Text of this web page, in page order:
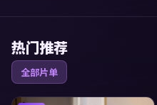
热门推荐
全部片单